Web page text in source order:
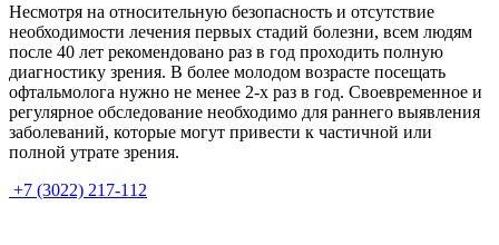
Несмотря на относительную безопасность и отсутствие
необходимости лечения первых стадий болезни, всем людям
после 40 лет рекомендовано раз в год проходить полную
диагностику зрения. В более молодом возрасте посещать
офтальмолога нужно не менее 2-х раз в год. Своевременное и
регулярное обследование необходимо для раннего выявления
заболеваний, которые могут привести к частичной или
полной утрате зрения.
+7 (3022) 217-112